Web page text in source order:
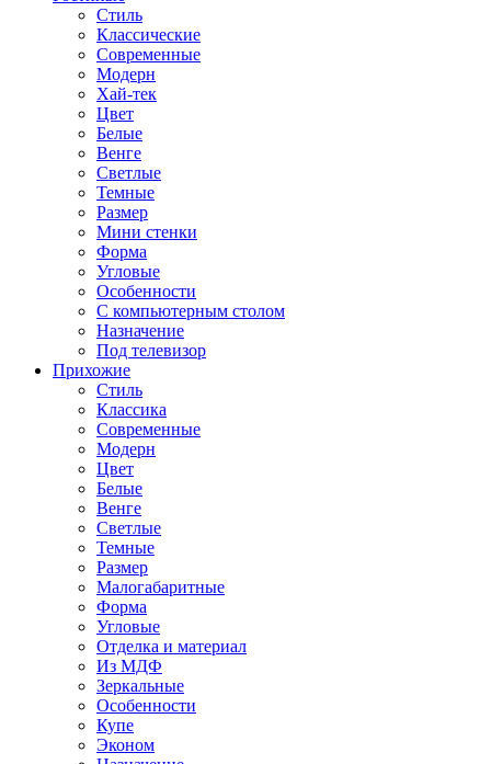
Стиль
Классические
Современные
Модерн
Хай-тек
Цвет
Белые
Венге
Светлые
Темные
Размер
Мини стенки
Форма
Угловые
Особенности
С компьютерным столом
Назначение
Под телевизор
Прихожие
Стиль
Классика
Современные
Модерн
Цвет
Белые
Венге
Светлые
Темные
Размер
Малогабаритные
Форма
Угловые
Отделка и материал
Из МДФ
Зеркальные
Особенности
Купе
Эконом